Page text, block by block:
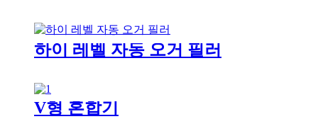
하이 레벨 자동 오거 필러
V형 혼합기